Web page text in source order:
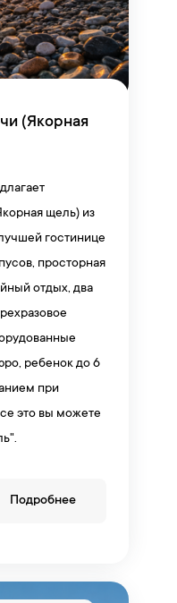
(Якорная
щель) из
гостинице
просторная
отдых, два
ребенок до 6
при
это вы можете
Подробнее